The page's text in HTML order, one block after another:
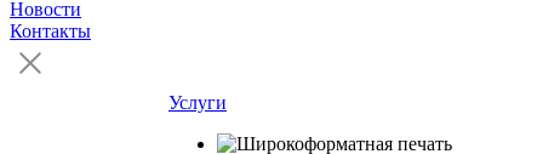
Новости
Контакты
Услуги